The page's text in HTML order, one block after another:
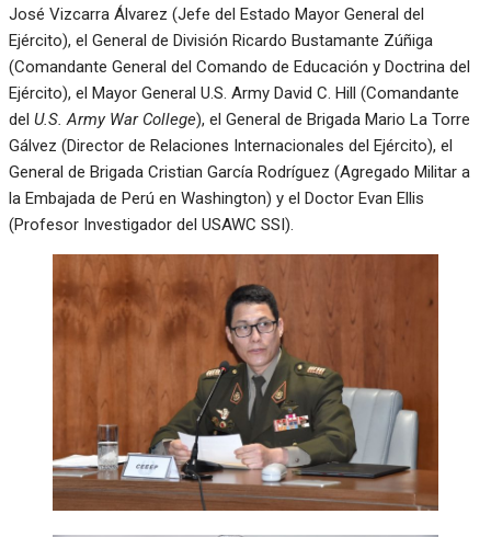
José Vizcarra Álvarez (Jefe del Estado Mayor General del
Ejército), el General de División Ricardo Bustamante Zúñiga
(Comandante General del Comando de Educación y Doctrina del
Ejército), el Mayor General U.S. Army David C. Hill (Comandante
del U.S. Army War College), el General de Brigada Mario La Torre
Gálvez (Director de Relaciones Internacionales del Ejército), el
General de Brigada Cristian García Rodríguez (Agregado Militar a
la Embajada de Perú en Washington) y el Doctor Evan Ellis
(Profesor Investigador del USAWC SSI).